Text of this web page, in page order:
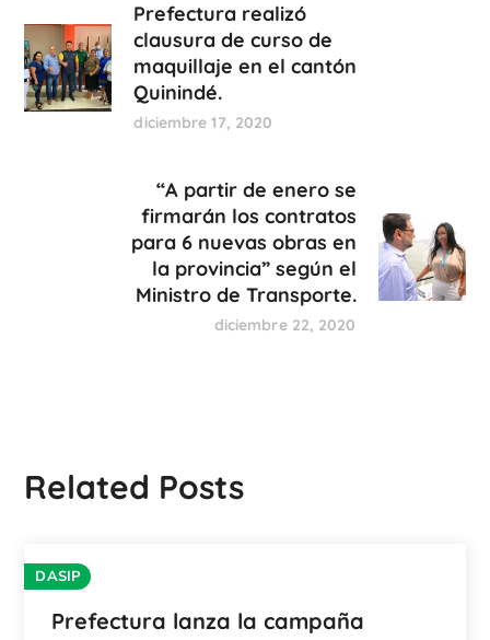
Prefectura realizó
clausura de curso de
maquillaje en el cantón
Quinindé.
diciembre 17, 2020
“A partir de enero se
firmarán los contratos
para 6 nuevas obras en
la provincia” según el
Ministro de Transporte.
diciembre 22, 2020
Related Posts
DASIP
Prefectura lanza la campaña